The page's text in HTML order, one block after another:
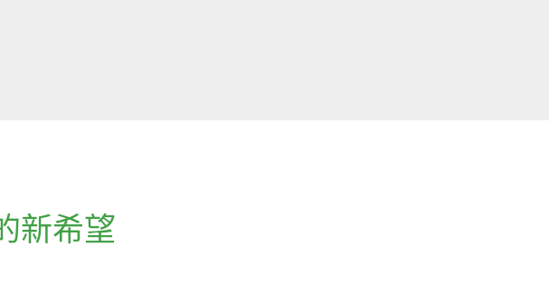
新希望